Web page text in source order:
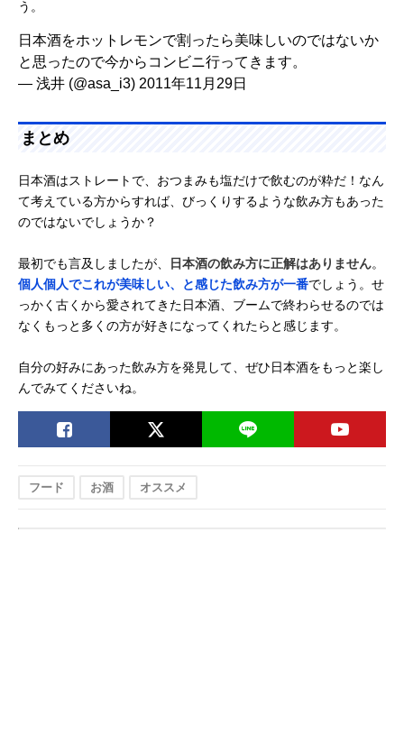
う。
日本酒をホットレモンで割ったら美味しいのではないか
と思ったので今からコンビニ行ってきます。
— 浅井 (@asa_i3) 2011年11月29日
まとめ
日本酒はストレートで、おつまみも塩だけで飲むのが粋だ！なん
て考えている方からすれば、びっくりするような飲み方もあった
のではないでしょうか？
最初でも言及しましたが、 日本酒の飲み方に正解はありません。
個人個人でこれが美味しい、と感じた飲み方が一番でしょう。せ
っかく古くから愛されてきた日本酒、ブームで終わらせるのでは
なくもっと多くの方が好きになってくれたらと感じます。
自分の好みにあった飲み方を発見して、ぜひ日本酒をもっと楽し
んでみてくださいね。
フード お酒 オススメ